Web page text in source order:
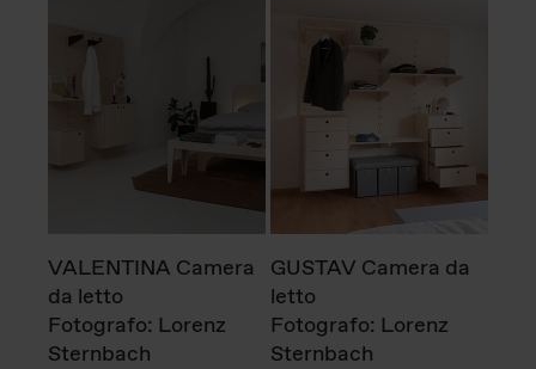
VALENTINA Camera
da letto
Fotografo: Lorenz
Sternbach
GUSTAV Camera da
letto
Fotografo: Lorenz
Sternbach